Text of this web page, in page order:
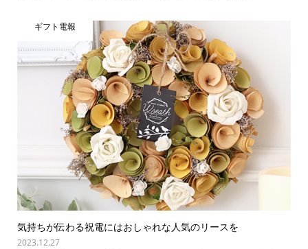
ギフト電報
気持ちが伝わる祝電にはおしゃれな人気のリースを
2023.12.27